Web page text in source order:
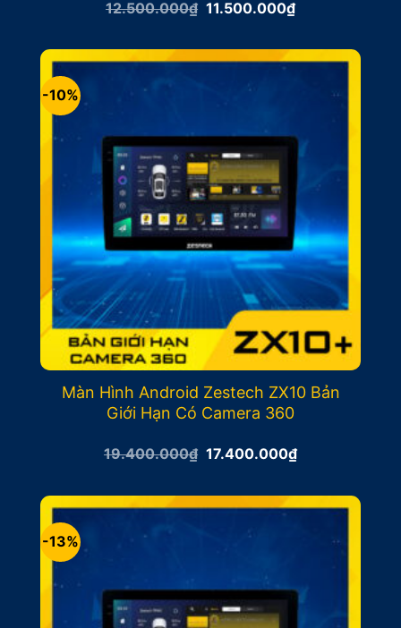
12.500.000₫ Giá
12.500.000₫.
11.500.000₫Giá
hiện
là:
11.500.000₫.
-10%
Màn Hình Android Zestech ZX10 Bản
Giới Hạn Có Camera 360
19.400.000₫ Giá
19.400.000₫.
17.400.000₫Giá
hiện
là:
17.400.000₫.
-13%